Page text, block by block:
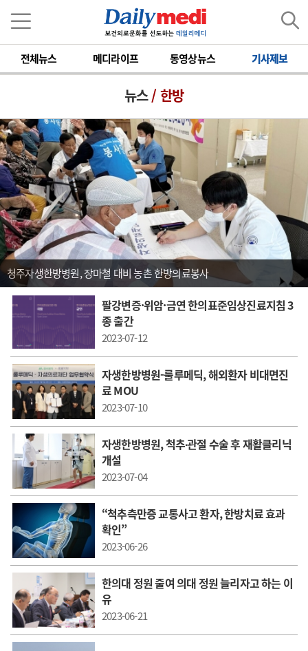
전체뉴스 메디라이프 동영상뉴스 기사제보
뉴스/ 한방
청주자생한방병원, 장마철 대비 농촌 한방의료봉사
팔강변증·위암·금연 한의표준임상진료지침 3
종 출간
2023-07-12
자생한방병원-룰루메딕, 해외환자 비대면진
료 MOU
2023-07-10
자생한방병원, 척추∙관절 수술 후 재활클리닉
개설
2023-07-04
“척추측만증 교통사고 환자, 한방치료 효과
확인”
2023-06-26
한의대 정원 줄여 의대 정원 늘리자고 하는 이
유
2023-06-21